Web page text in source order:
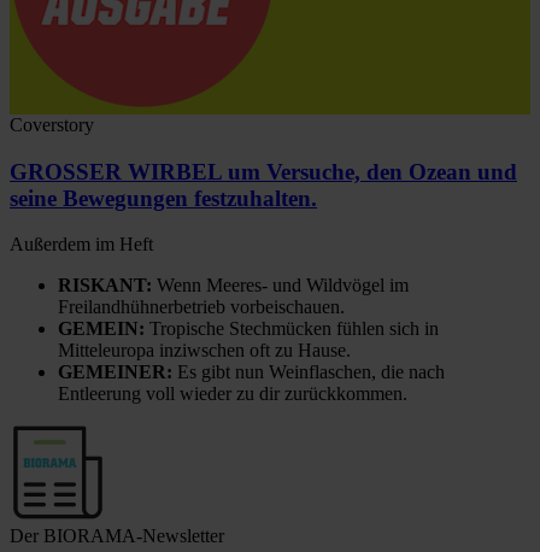
Coverstory
GROSSER WIRBEL um Versuche, den Ozean und
seine Bewegungen festzuhalten.
Außerdem im Heft
RISKANT: Wenn Meeres- und Wildvögel im
Freilandhühnerbetrieb vorbeischauen.
GEMEIN: Tropische Stechmücken fühlen sich in
Mitteleuropa inziwschen oft zu Hause.
GEMEINER: Es gibt nun Weinflaschen, die nach
Entleerung voll wieder zu dir zurückkommen.
Der BIORAMA-Newsletter